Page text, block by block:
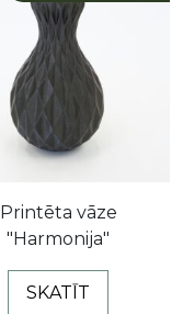
Printēta vāze
"Harmonija"
SKATĪT